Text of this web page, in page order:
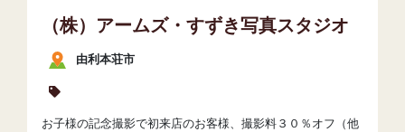
（株）アームズ・すずき写真スタジオ
由利本荘市
お子様の記念撮影で初来店のお客様、撮影料３０％オフ（他